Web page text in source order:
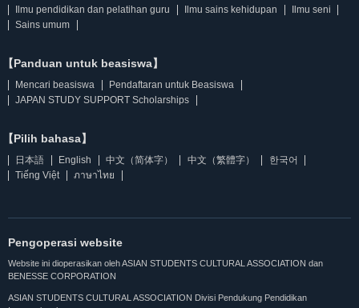
Ilmu pendidikan dan pelatihan guru
Ilmu sains kehidupan
Ilmu seni
Sains umum
【Panduan untuk beasiswa】
Mencari beasiswa
Pendaftaran untuk Beasiswa
JAPAN STUDY SUPPORT Scholarships
【Pilih bahasa】
日本語 English 中文（简体字） 中文（繁體字）
한국어
Tiếng Việt
ภาษาไทย
Pengoperasi website
Website ini dioperasikan oleh ASIAN STUDENTS CULTURAL ASSOCIATION dan
BENESSE CORPORATION
ASIAN STUDENTS CULTURAL ASSOCIATION Divisi Pendukung Pendidikan